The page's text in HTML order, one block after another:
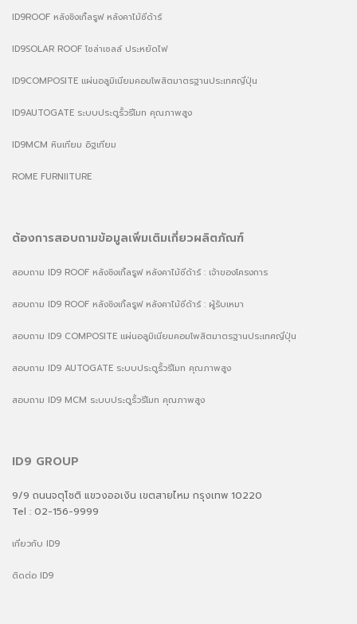
ID9ROOF หลังชิงเกิ้ลรูฟ หลังคาไม้ซีด้าร์
ID9SOLAR ROOF โซล่าเซลล์ ประหยัดไฟ
ID9COMPOSITE แผ่นอลูมิเนียมคอมโพสิตมาตรฐานประเทศญี่ปุ่น
ID9AUTOGATE ระบบประตูรั้วรีโมท คุณภาพสูง
ID9MCM หินเทียม อิฐเทียม
ROME FURNIITURE
ต้องการสอบถามข้อมูลเพิ่มเติมเกี่ยวผลิตภัณฑ์
สอบถาม ID9 ROOF หลังชิงเกิ้ลรูฟ หลังคาไม้ซีด้าร์ : เจ้าของโครงการ
สอบถาม ID9 ROOF หลังชิงเกิ้ลรูฟ หลังคาไม้ซีด้าร์ : ผู้รับเหมา
สอบถาม ID9 COMPOSITE แผ่นอลูมิเนียมคอมโพสิตมาตรฐานประเทศญี่ปุ่น
สอบถาม ID9 AUTOGATE ระบบประตูรั้วรีโมท คุณภาพสูง
สอบถาม ID9 MCM ระบบประตูรั้วรีโมท คุณภาพสูง
ID9 GROUP
9/9 ถนนจตุโชติ แขวงออเงิน เขตสายไหม กรุงเทพ 10220
Tel : 02-156-9999
เกี่ยวกับ ID9
ติดต่อ ID9